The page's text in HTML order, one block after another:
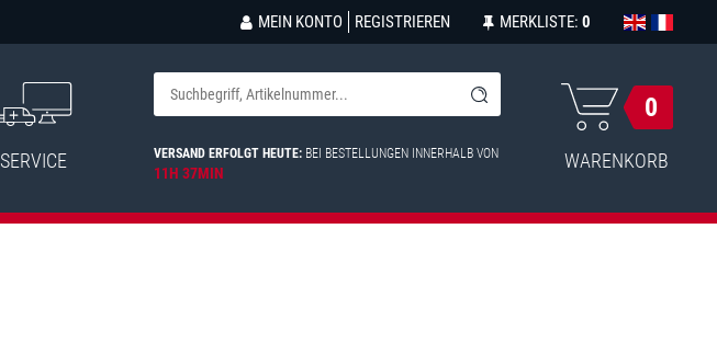
MEIN KONTO REGISTRIEREN MERKLISTE: 0
SERVICE VERSAND ERFOLGT HEUTE: BEI BESTELLUNGEN INNERHALB VON
11H 37MIN
0
WARENKORB